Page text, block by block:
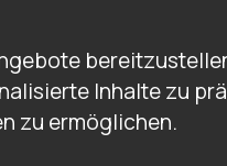
Inhalte zu
zu ermöglichen.